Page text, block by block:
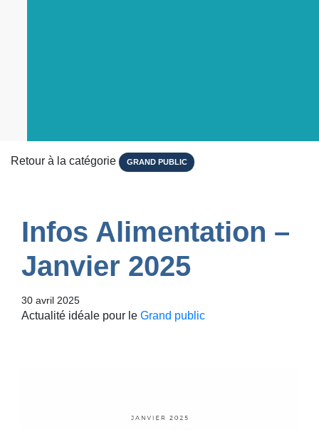
Retour à la catégorie GRAND PUBLIC
Infos Alimentation –
Janvier 2025
30 avril 2025
Actualité idéale pour le Grand public